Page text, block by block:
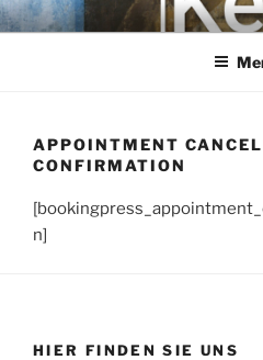
Zum
InhaltKEHL
Rechtsanwaltsgesellschaft mbH
APPOINTMENT
CONFIRMATION
n]
HIER FINDEN SIE UNS